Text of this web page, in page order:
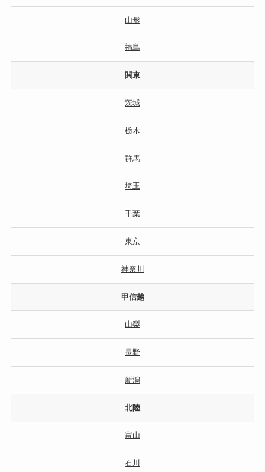
山形
福島
関東
茨城
栃木
群馬
埼玉
千葉
東京
神奈川
甲信越
山梨
長野
新潟
北陸
富山
石川